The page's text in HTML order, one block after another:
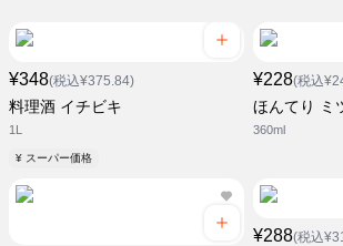
¥348(税込¥375.84)
料理酒 イチビキ
1L
¥ スーパー価格
¥228(税込
ほんてり ミ
360ml
¥288(税込